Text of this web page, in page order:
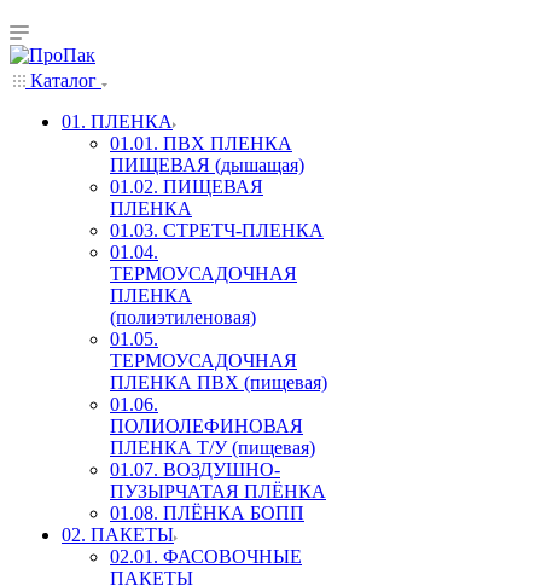
Каталог
01. ПЛЕНКА
01.01. ПВХ ПЛЕНКА
ПИЩЕВАЯ (дышащая)
01.02. ПИЩЕВАЯ
ПЛЕНКА
01.03. СТРЕТЧ-ПЛЕНКА
01.04.
ТЕРМОУСАДОЧНАЯ
ПЛЕНКА
(полиэтиленовая)
01.05.
ТЕРМОУСАДОЧНАЯ
ПЛЕНКА ПВХ (пищевая)
01.06.
ПОЛИОЛЕФИНОВАЯ
ПЛЕНКА Т/У (пищевая)
01.07. ВОЗДУШНО-
ПУЗЫРЧАТАЯ ПЛЁНКА
01.08. ПЛЁНКА БОПП
02. ПАКЕТЫ
02.01. ФАСОВОЧНЫЕ
ПАКЕТЫ